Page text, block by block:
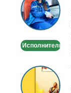
из
запоя.
Капельница,
Исполнитель
Тантрический
массаж